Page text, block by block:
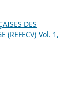
DES
(REFECV) Vol. 1,